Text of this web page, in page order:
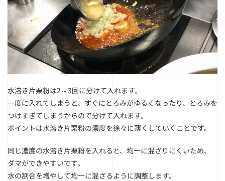
水溶き片栗粉は2～3回に分けて入れます。
一度に入れてしまうと、すぐにとろみがゆるくなったり、とろみを
つけすぎてしまうからので分けて入れます。
ポイントは水溶き片栗粉の濃度を徐々に薄くしていくことです。
同じ濃度の水溶き片栗粉を入れると、均一に混ざりにくいため、
ダマができやすいです。
水の割合を増やして均一に混ざるように調整します。